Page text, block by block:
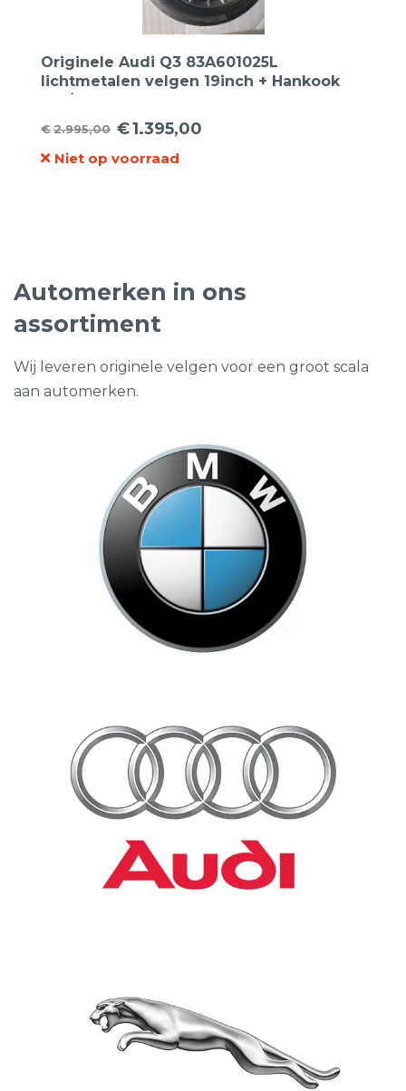
Originele Audi Q3 83A601025L
lichtmetalen velgen 19inch + Hankook
235/50R19 99V K117 S1 Evo-2 AO
€2.995,00
Oorspronkelijke
prijs
€1.395,00
Huidige
prijs
Niet op voorraad
Automerken in ons
assortiment
Wij leveren originele velgen voor een groot scala
aan automerken.